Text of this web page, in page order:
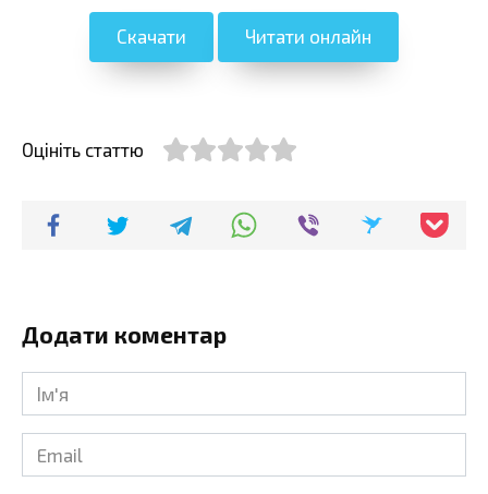
Скачати Читати онлайн
Оцініть статтю
Додати коментар
Ім'я
Email